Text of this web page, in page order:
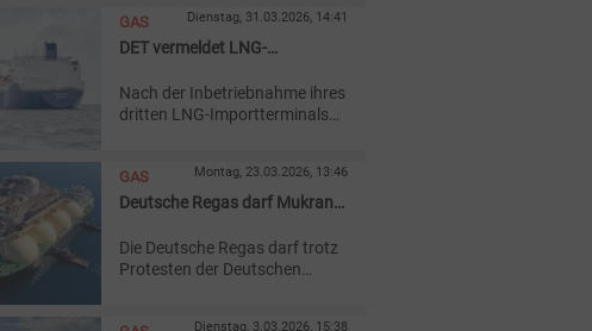
schwimmende LNG-Terminal
in Stade im Herbst den Betrieb
GAS Dienstag, 31.03.2026, 14:41
DET vermeldet LNG-
Nach der Inbetriebnahme ihres
dritten LNG-Importterminals
Erdgaseinspeiseleistung
deutlich gesteigert.
GAS Montag, 23.03.2026, 13:46
Deutsche Regas darf Mukran
betreiben
Die Deutsche Regas darf trotz
Protesten der Deutschen
Dienstag, 3.03.2026, 15:38